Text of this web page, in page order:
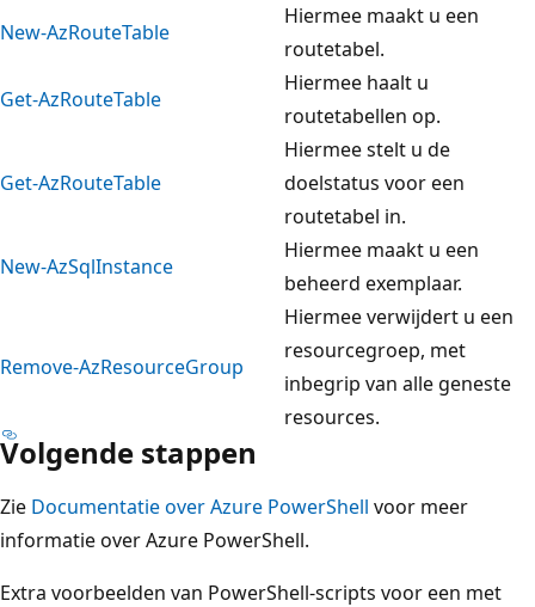
New-AzRouteTable
Hiermee maakt u een
routetabel.
Get-AzRouteTable
Hiermee haalt u
routetabellen op.
Get-AzRouteTable
Hiermee stelt u de
doelstatus voor een
routetabel in.
New-AzSqlInstance
Hiermee maakt u een
beheerd exemplaar.
Remove-AzResourceGroup
Hiermee verwijdert u een
resourcegroep, met
inbegrip van alle geneste
resources.
Volgende stappen
Zie Documentatie over Azure PowerShell voor meer
informatie over Azure PowerShell.
Extra voorbeelden van PowerShell-scripts voor een met